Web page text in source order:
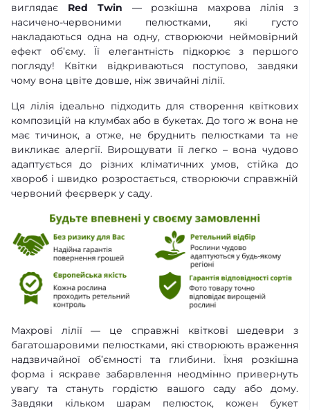
виглядає Red Twin — розкішна махрова лілія з
насичено-червоними пелюстками, які густо
накладаються одна на одну, створюючи неймовірний
ефект об’єму. Її елегантність підкорює з першого
погляду! Квітки відкриваються поступово, завдяки
чому вона цвіте довше, ніж звичайні лілії.
Ця лілія ідеально підходить для створення квіткових
композицій на клумбах або в букетах. До того ж вона не
має тичинок, а отже, не бруднить пелюстками та не
викликає алергії. Вирощувати її легко – вона чудово
адаптується до різних кліматичних умов, стійка до
хвороб і швидко розростається, створюючи справжній
червоний феєрверк у саду.
Махрові лілії — це справжні квіткові шедеври з
багатошаровими пелюстками, які створюють враження
надзвичайної об’ємності та глибини. Їхня розкішна
форма і яскраве забарвлення неодмінно привернуть
увагу та стануть гордістю вашого саду або дому.
Завдяки кільком шарам пелюсток, кожен букет